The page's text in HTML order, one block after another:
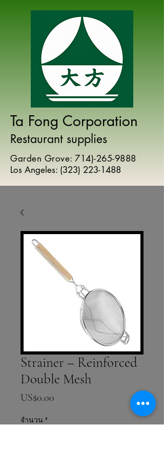
Ta Fong Corporation
Restaurant supplies
Garden Grove:714)-265-9888
Los Angeles: (323) 223-1488
Strainer – Reinforced
Double Mesh
US$0.00
จำนวน*